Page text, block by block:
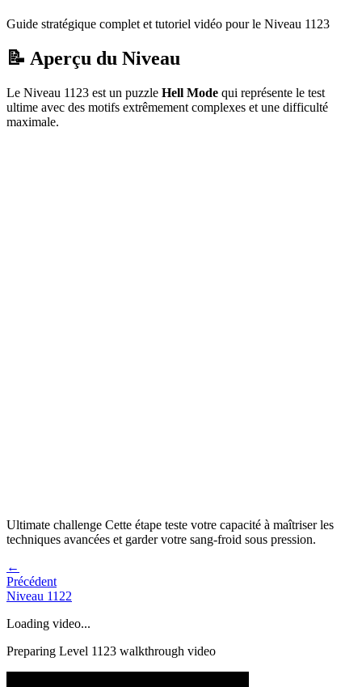
Guide stratégique complet et tutoriel vidéo pour le Niveau 1123
📝 Aperçu du Niveau
Le Niveau 1123 est un puzzle Hell Mode qui représente le test
ultime avec des motifs extrêmement complexes et une difficulté
maximale.
Ultimate challenge Cette étape teste votre capacité à maîtriser les
techniques avancées et garder votre sang-froid sous pression.
←
Précédent
Niveau 1122
Loading video...
Preparing Level 1123 walkthrough video